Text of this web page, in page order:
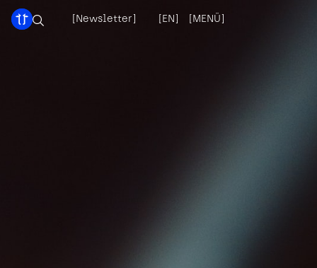
[Newsletter] [EN] [MENÜ]